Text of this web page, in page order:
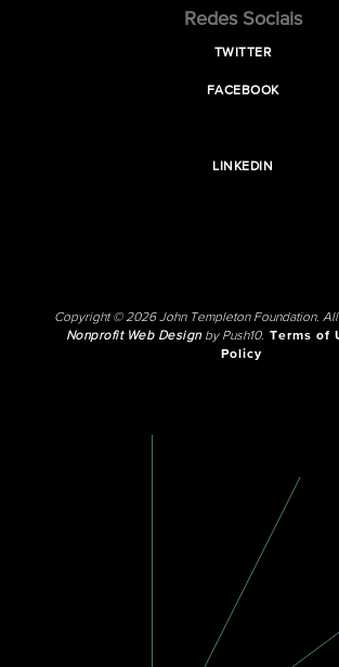
Redes Sociais
TWITTER
FACEBOOK
LINKEDIN
Copyright © 2026 John Templeton Foundation.
Nonprofit Web Designby Push10. Terms of
Policy